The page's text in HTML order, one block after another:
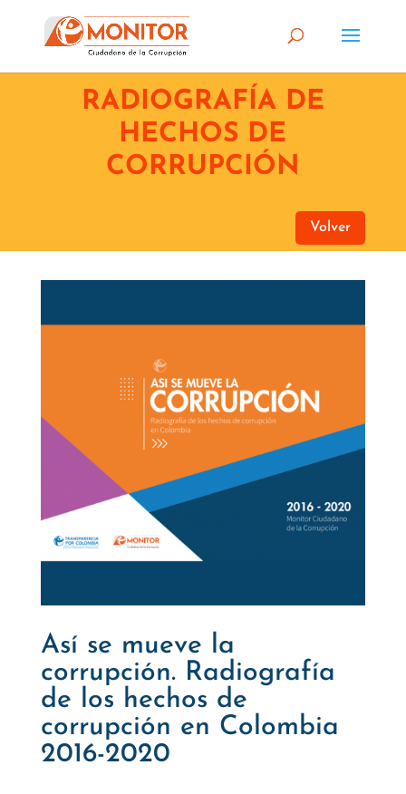
RADIOGRAFÍA DE
HECHOS DE
CORRUPCIÓN
Volver
Así se mueve la
corrupción. Radiografía
de los hechos de
corrupción en Colombia
2016-2020